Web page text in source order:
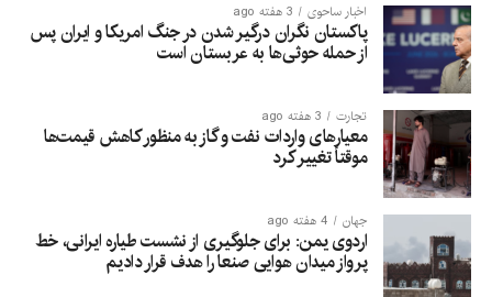
اخبار ساحوی 3 هفته ago
پاکستان نگران درگیر شدن در جنگ امریکا و ایران پس
از حمله حوثی‌ها به عربستان است
تجارت 3 هفته ago
معیارهای واردات نفت و گاز به منظور کاهش قیمت‌ها
موقتاً تغییر کرد
جهان 4 هفته ago
اردوی یمن: برای جلوگیری از نشست طیاره ایرانی، خط
پرواز میدان هوایی صنعا را هدف قرار دادیم